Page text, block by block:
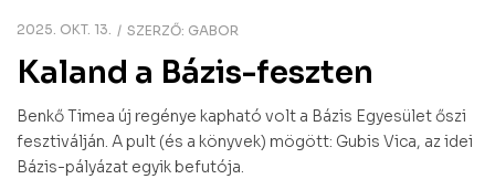
2025. OKT. 13. SZERZŐ: GABOR
Kaland a Bázis-feszten
Benkő Timea új regénye kapható volt a Bázis Egyesület őszi
fesztiválján. A pult (és a könyvek) mögött: Gubis Vica, az idei
Bázis-pályázat egyik befutója.